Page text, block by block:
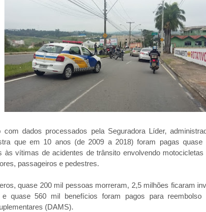
com dados processados pela Seguradora Líder,
que em 10 anos (de 2009 a 2018) foram pagas quase
às vítimas de acidentes de trânsito envolvendo
passageiros e pedestres.
quase 200 mil pessoas morreram, 2,5 milhões ficaram
e quase 560 mil benefícios foram pagos para reembolso
(DAMS).